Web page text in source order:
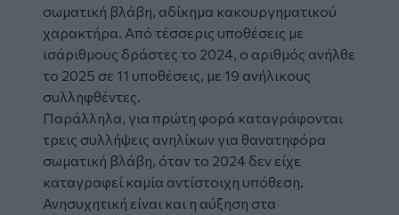
σωματική βλάβη, αδίκημα κακουργηματικού
χαρακτήρα. Από τέσσερις υποθέσεις με
ισάριθμους δράστες το 2024, ο αριθμός ανήλθε
το 2025 σε 11 υποθέσεις, με 19 ανήλικους
συλληφθέντες.
Παράλληλα, για πρώτη φορά καταγράφονται
τρεις συλλήψεις ανηλίκων για θανατηφόρα
σωματική βλάβη, όταν το 2024 δεν είχε
καταγραφεί καμία αντίστοιχη υπόθεση.
Ανησυχητική είναι και η αύξηση στα